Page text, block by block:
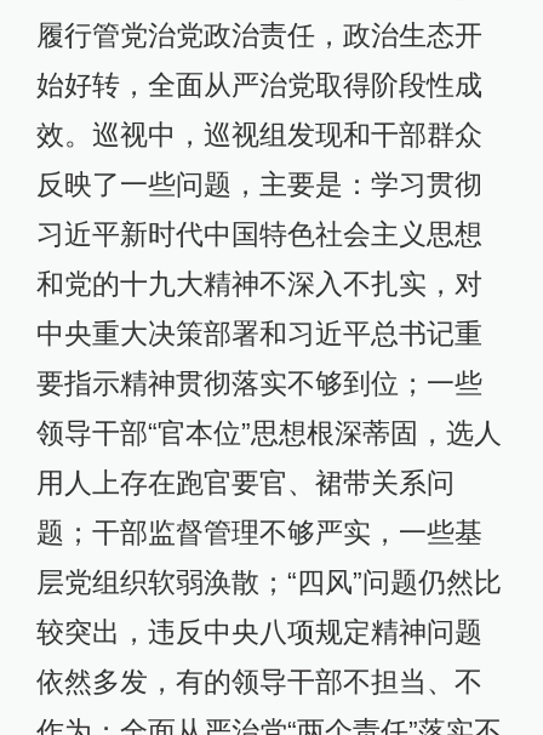
履行管党治党政治责任，政治生态开
始好转，全面从严治党取得阶段性成
效。巡视中，巡视组发现和干部群众
反映了一些问题，主要是：学习贯彻
习近平新时代中国特色社会主义思想
和党的十九大精神不深入不扎实，对
中央重大决策部署和习近平总书记重
要指示精神贯彻落实不够到位；一些
领导干部“官本位”思想根深蒂固，选人
用人上存在跑官要官、裙带关系问
题；干部监督管理不够严实，一些基
层党组织软弱涣散；“四风”问题仍然比
较突出，违反中央八项规定精神问题
依然多发，有的领导干部不担当、不